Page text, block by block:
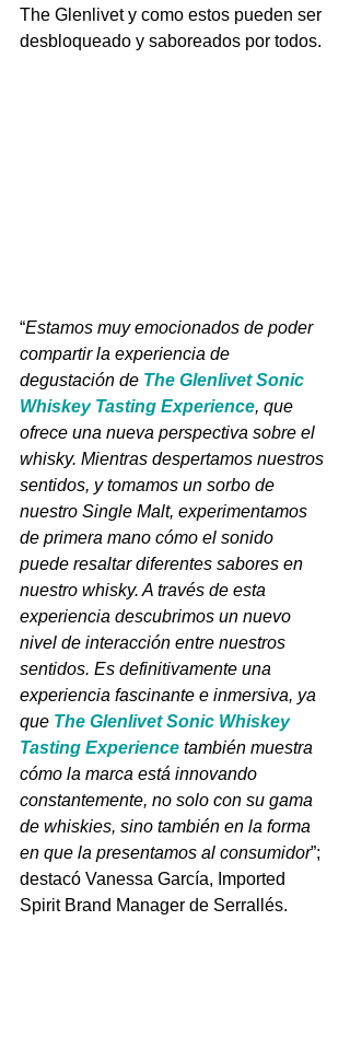
The Glenlivet y como estos pueden ser
desbloqueado y saboreados por todos.
“Estamos muy emocionados de poder
compartir la experiencia de
degustación de The Glenlivet Sonic
Whiskey Tasting Experience, que
ofrece una nueva perspectiva sobre el
whisky. Mientras despertamos nuestros
sentidos, y tomamos un sorbo de
nuestro Single Malt, experimentamos
de primera mano cómo el sonido
puede resaltar diferentes sabores en
nuestro whisky. A través de esta
experiencia descubrimos un nuevo
nivel de interacción entre nuestros
sentidos. Es definitivamente una
experiencia fascinante e inmersiva, ya
que The Glenlivet Sonic Whiskey
Tasting Experience también muestra
cómo la marca está innovando
constantemente, no solo con su gama
de whiskies, sino también en la forma
en que la presentamos al consumidor”;
destacó Vanessa García, Imported
Spirit Brand Manager de Serrallés.